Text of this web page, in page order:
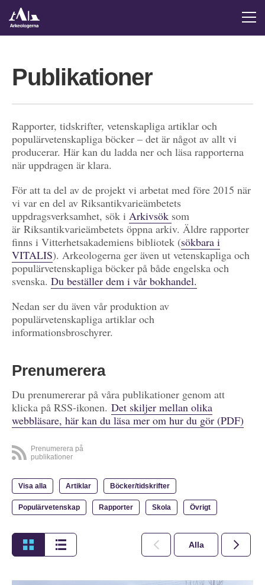
Publikationer
Rapporter, tidskrifter, vetenskapliga artiklar och
populärvetenskapliga böcker – det är något av allt vi
producerar. Här kan du ladda ner och läsa rapporterna
när uppdragen är klara.
För att ta del av de projekt vi arbetat med före 2015 när
vi var en del av Riksantikvarieämbetets
uppdragsverksamhet, sök i Arkivsök som
är Riksantikvarieämbetets öppna arkiv. Äldre rapporter
finns i Vitterhetsakademiens bibliotek (sökbara i
VITALIS). Arkeologerna ger även ut vetenskapliga och
populärvetenskapliga böcker på både engelska och
svenska. Du beställer dem i vår bokhandel.
Nedan ser du även vår produktion av
populärvetenskapliga artiklar och
informationsbroschyrer.
Prenumerera
Du prenumererar på våra publikationer genom att
klicka på RSS-ikonen. Det skiljer mellan olika
webbläsare, här kan du läsa mer om hur du gör (PDF)
Prenumerera på
publikationer
Visa alla Artiklar Böcker/tidskrifter
Populärvetenskap Rapporter Skola Övrigt
Alla 2026